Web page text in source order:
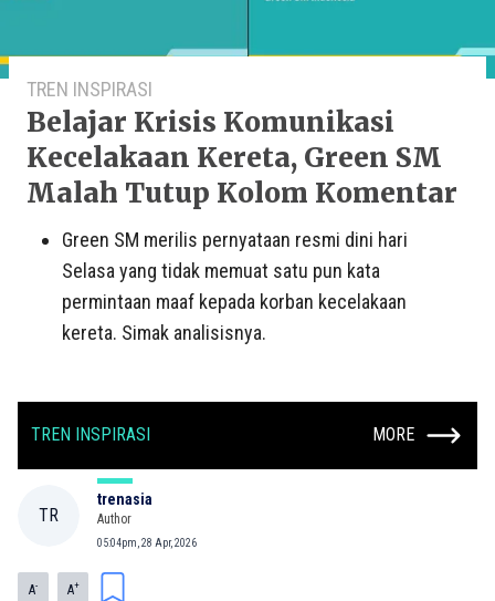
TREN INSPIRASI
Belajar Krisis Komunikasi
Kecelakaan Kereta, Green SM
Malah Tutup Kolom Komentar
Green SM merilis pernyataan resmi dini hari
Selasa yang tidak memuat satu pun kata
permintaan maaf kepada korban kecelakaan
kereta. Simak analisisnya.
TREN INSPIRASI MORE
TR
trenasia
Author
05:04pm, 28 Apr, 2026
A- A+